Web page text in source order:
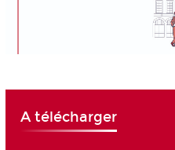
A télécharger